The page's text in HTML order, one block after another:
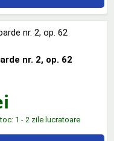
nr. 2, op. 62
1 - 2 zile lucratoare